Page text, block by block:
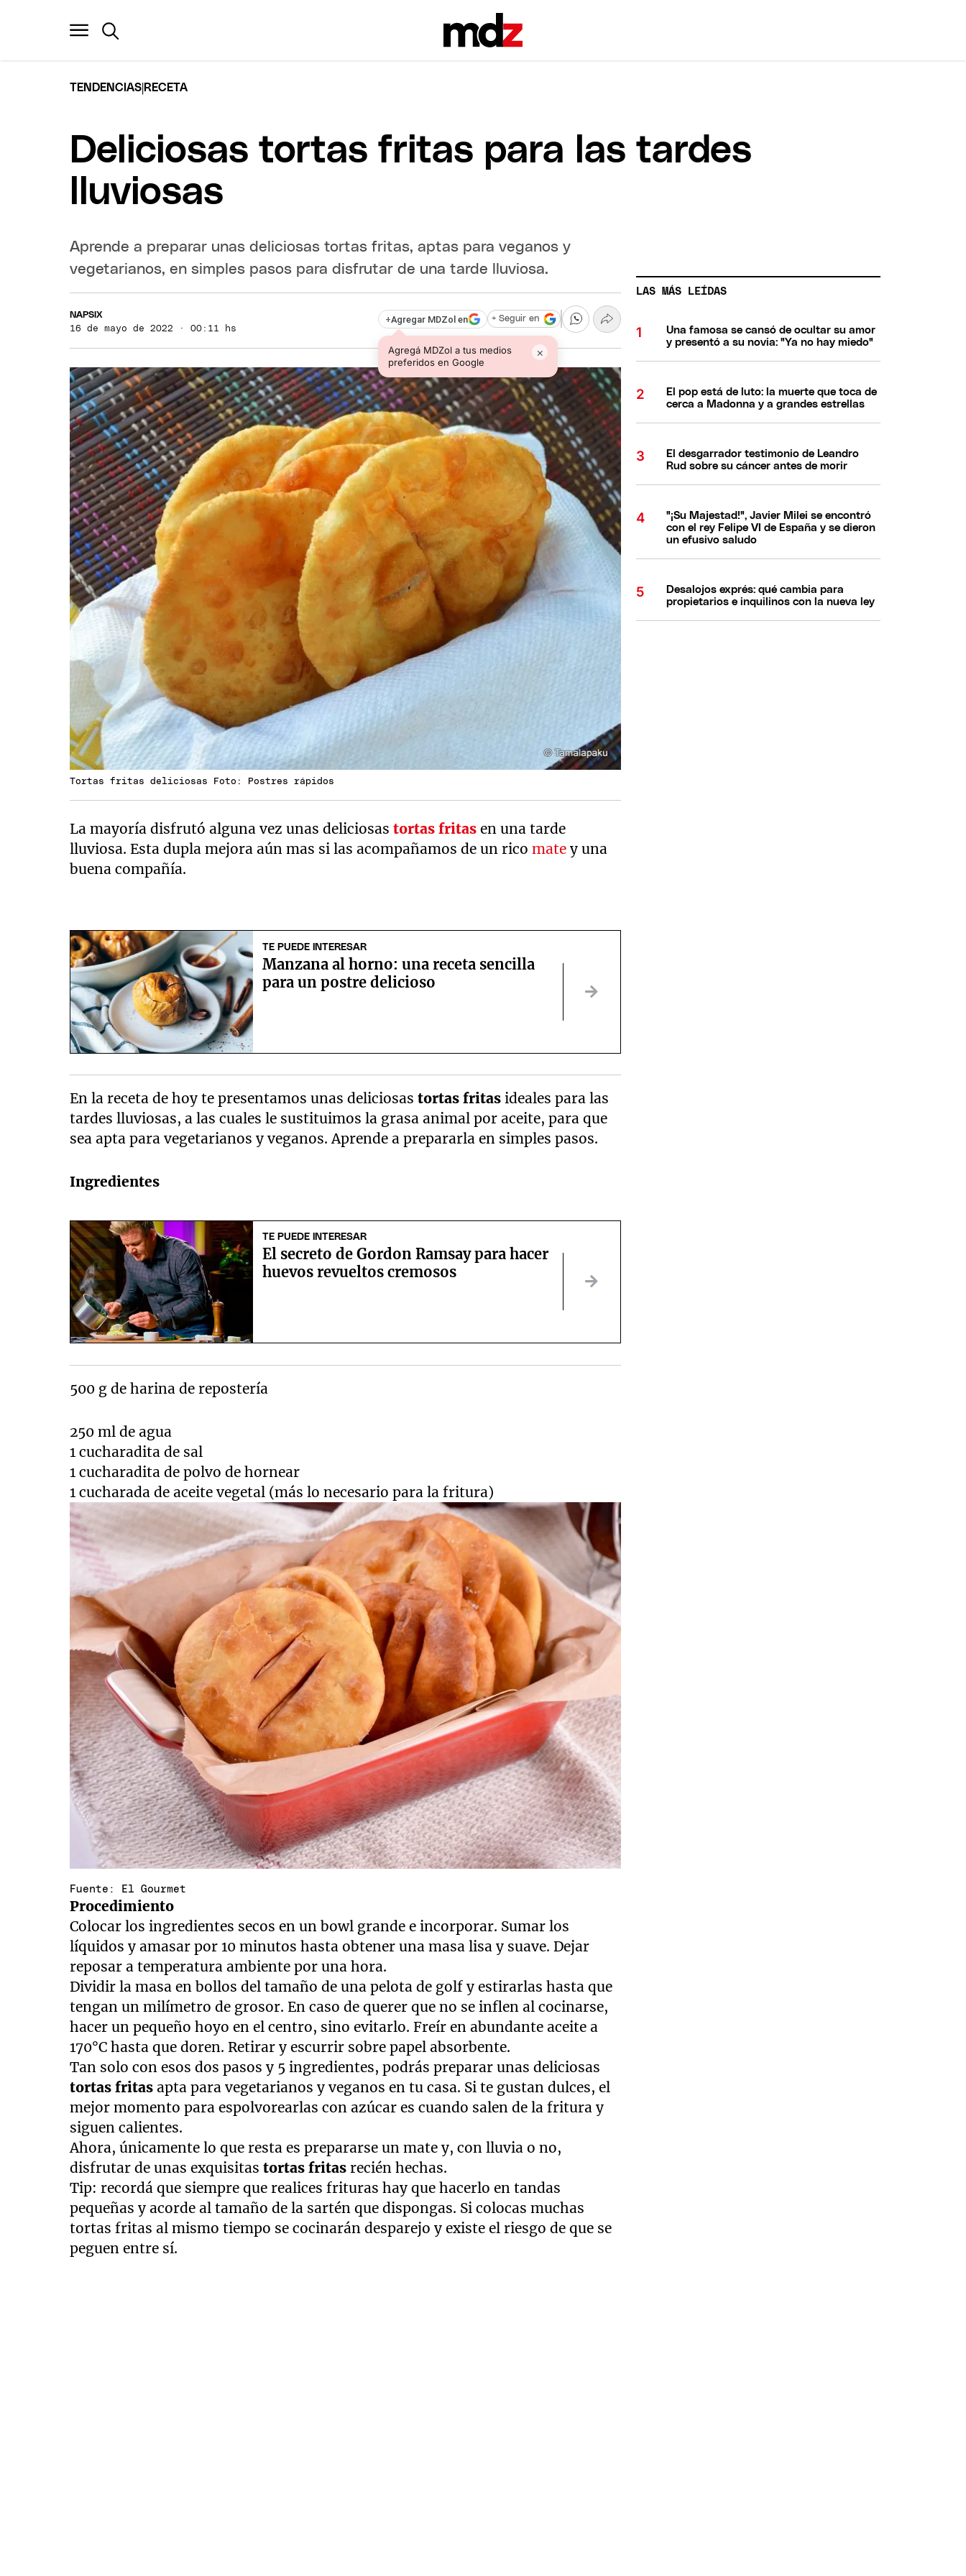
TENDENCIAS RECETA
Deliciosas tortas fritas para las tardes
lluviosas
Aprende a preparar unas deliciosas tortas fritas, aptas para veganos y
vegetarianos, en simples pasos para disfrutar de una tarde lluviosa.
NAPSIX
16 de mayo de 2022 · 00:11 hs
+Agregar MDZol en
Agregá MDZol a tus medios
preferidos en Google
×
+ Seguir en
Tortas fritas deliciosas Foto: Postres rápidos
La mayoría disfrutó alguna vez unas deliciosastortas fritas en una tarde
lluviosa. Esta dupla mejora aún mas si las acompañamos de un ricomate y una
buena compañía.
TE PUEDE INTERESAR
Manzana al horno: una receta sencilla
para un postre delicioso
En la receta de hoy te presentamos unas deliciosastortas fritas ideales para las
tardes lluviosas, a las cuales le sustituimos la grasa animal por aceite, para que
sea apta para vegetarianos y veganos. Aprende a prepararla en simples pasos.
Ingredientes
TE PUEDE INTERESAR
El secreto de Gordon Ramsay para hacer
huevos revueltos cremosos
500 g de harina de repostería
250 ml de agua
1 cucharadita de sal
1 cucharadita de polvo de hornear
1 cucharada de aceite vegetal (más lo necesario para la fritura)
Fuente: El Gourmet
Procedimiento
Colocar los ingredientes secos en un bowl grande e incorporar. Sumar los
líquidos y amasar por 10 minutos hasta obtener una masa lisa y suave. Dejar
reposar a temperatura ambiente por una hora.
Dividir la masa en bollos del tamaño de una pelota de golf y estirarlas hasta que
tengan un milímetro de grosor. En caso de querer que no se inflen al cocinarse,
hacer un pequeño hoyo en el centro, sino evitarlo. Freír en abundante aceite a
170°C hasta que doren. Retirar y escurrir sobre papel absorbente.
Tan solo con esos dos pasos y 5 ingredientes, podrás preparar unas deliciosas
tortas fritasapta para vegetarianos y veganos en tu casa. Si te gustan dulces, el
mejor momento para espolvorearlas con azúcar es cuando salen de la fritura y
siguen calientes.
Ahora, únicamente lo que resta es prepararse un mate y, con lluvia o no,
disfrutar de unas exquisitastortas fritas recién hechas.
Tip: recordá que siempre que realices frituras hay que hacerlo en tandas
pequeñas y acorde al tamaño de la sartén que dispongas. Si colocas muchas
tortas fritas al mismo tiempo se cocinarán desparejo y existe el riesgo de que se
peguen entre sí.
LAS MÁS LEÍDAS
Una famosa se cansó de ocultar su amor
y presentó a su novia: "Ya no hay miedo"
El pop está de luto: la muerte que toca de
cerca a Madonna y a grandes estrellas
El desgarrador testimonio de Leandro
Rud sobre su cáncer antes de morir
"¡Su Majestad!", Javier Milei se encontró
con el rey Felipe VI de España y se dieron
un efusivo saludo
Desalojos exprés: qué cambia para
propietarios e inquilinos con la nueva ley